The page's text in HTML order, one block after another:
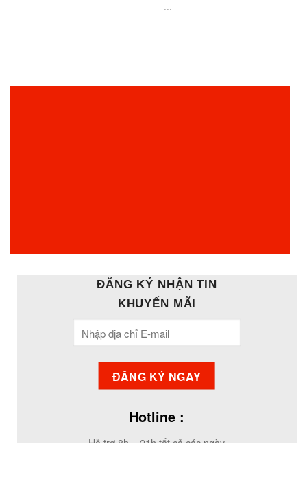
...
ĐĂNG KÝ NHẬN TIN
KHUYẾN MÃI
Hotline :
Hỗ trợ 8h – 21h tất cả các ngày